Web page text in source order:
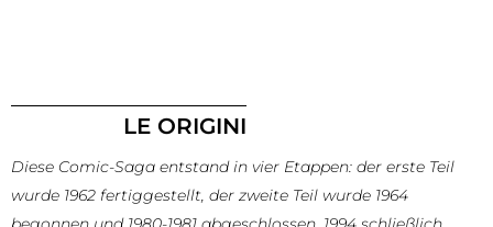
LE ORIGINI
Diese Comic-Saga entstand in vier Etappen: der erste Teil
wurde 1962 fertiggestellt, der zweite Teil wurde 1964